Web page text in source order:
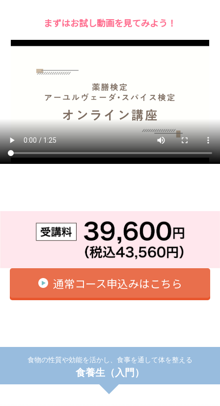
まずはお試し動画を見てみよう！
通常コース申込みはこちら
食物の性質や効能を活かし、食事を通して体を整える
食養生（入門）